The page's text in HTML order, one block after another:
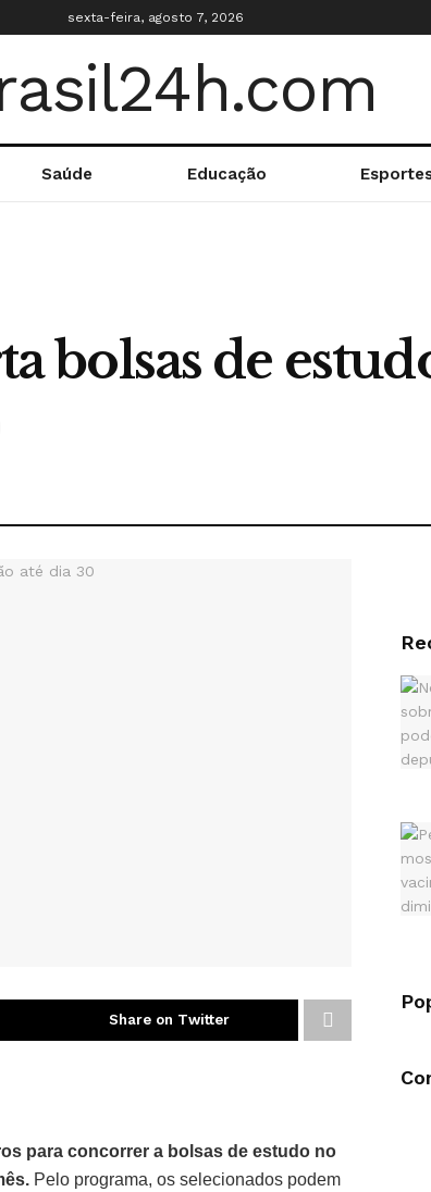
sexta-feira, agosto 7, 2026
Saúde Educação
bolsas de
Share on Twitter
para concorrer a bolsas de estudo no
Pelo programa, os selecionados podem